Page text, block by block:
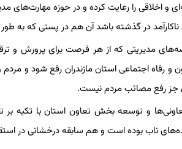
و اخلاقی را رعایت کرده و در حوزه‌ مهارت‌های
در گذشته باشد آن هم در پستی که به
مدیریتی که از هر فرصت برای پرورش و
رفاه اجتماعی استان مازندران رفع شود و مردم
جز رفع مصائب مردم نیست.
و توسعه بخش تعاون استان با تکیه بر
ناب بوده است و هم سابقه درخشانی در